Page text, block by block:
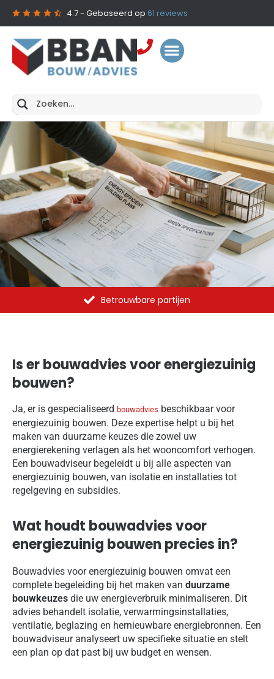
4.7- Gebaseerd op 61 reviews
Betrouwbare partijen
Is er bouwadvies voor energiezuinig
bouwen?
Ja, er is gespecialiseerd bouwadvies beschikbaar voor
energiezuinig bouwen. Deze expertise helpt u bij het
maken van duurzame keuzes die zowel uw
energierekening verlagen als het wooncomfort verhogen.
Een bouwadviseur begeleidt u bij alle aspecten van
energiezuinig bouwen, van isolatie en installaties tot
regelgeving en subsidies.
Wat houdt bouwadvies voor
energiezuinig bouwen precies in?
Bouwadvies voor energiezuinig bouwen omvat een
complete begeleiding bij het maken van duurzame
bouwkeuzes die uw energieverbruik minimaliseren. Dit
advies behandelt isolatie, verwarmingsinstallaties,
ventilatie, beglazing en hernieuwbare energiebronnen. Een
bouwadviseur analyseert uw specifieke situatie en stelt
een plan op dat past bij uw budget en wensen.